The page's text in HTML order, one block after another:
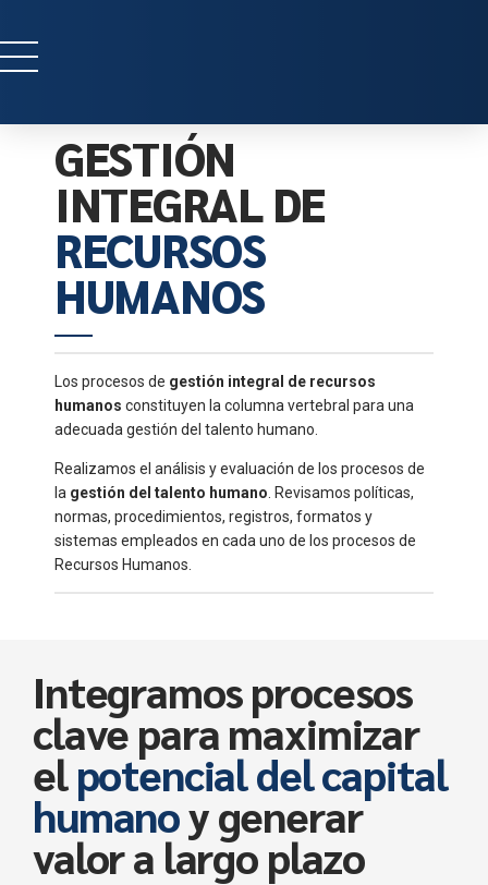
GESTIÓN
INTEGRAL DE
RECURSOS
HUMANOS
Los procesos de gestión integral de recursos
humanos constituyen la columna vertebral para una
adecuada gestión del talento humano.
Realizamos el análisis y evaluación de los procesos de
la gestión del talento humano . Revisamos políticas,
normas, procedimientos, registros, formatos y
sistemas empleados en cada uno de los procesos de
Recursos Humanos.
Integramos procesos
clave para maximizar
elpotencial del capital
humanoy generar
valor a largo plazo